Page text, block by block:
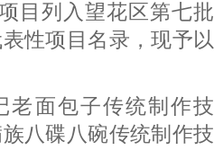
目列入望花区第七批
性项目名录，现予以
老面包子传统制作技
八碟八碗传统制作技